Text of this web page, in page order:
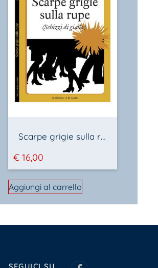
Scarpe grigie sulla rupe
€ 16,00
Aggiungi al carrello